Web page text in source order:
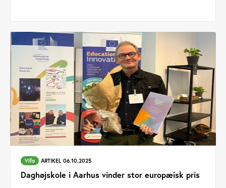
Vifo ARTIKEL 06.10.2025
Daghøjskole i Aarhus vinder stor europæisk pris